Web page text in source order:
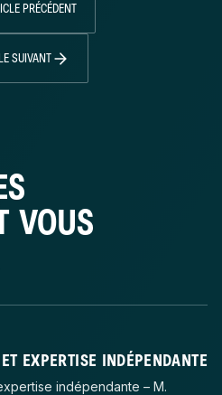
PRÉCÉDENT
SUIVANT
VOUS
EXPERTISE INDÉPENDANTE
indépendante – M.